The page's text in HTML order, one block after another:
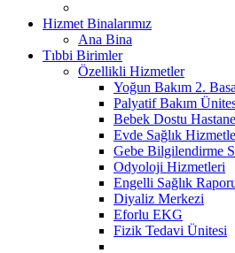
Hizmet Binalarımız
Ana Bina
Tıbbi Birimler
Özellikli Hizmetler
Yoğun Bakım 2.
Palyatif Bakım
Bebek Dostu Hastane
Evde Sağlık
Gebe Bilgilendirme
Odyoloji Hizmetleri
Engelli Sağlık
Diyaliz Merkezi
Eforlu EKG
Fizik Tedavi Ünitesi